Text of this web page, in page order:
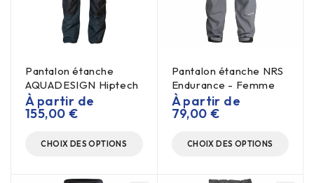
Pantalon étanche
AQUADESIGN Hiptech
À partir de
155,00 €
CHOIX DES OPTIONS
Pantalon étanche NRS
Endurance - Femme
À partir de
79,00 €
CHOIX DES OPTIONS